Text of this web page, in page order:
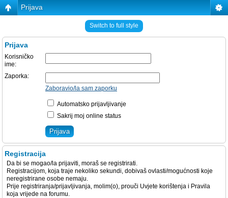
Prijava
Switch to full style
Prijava
Korisničko
ime:
Zaporka:
Zaboravio/la sam zaporku
Automatsko prijavljivanje
Sakrij moj online status
Registracija
Da bi se mogao/la prijaviti, moraš se registrirati.
Registracijom, koja traje nekoliko sekundi, dobivaš ovlasti/mogućnosti koje
neregistrirane osobe nemaju.
Prije registriranja/prijavljivanja, molim(o), prouči Uvjete korištenja i Pravila
koja vrijede na forumu.